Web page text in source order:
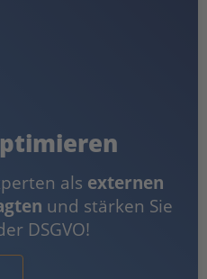
als externen
und stärken Sie
DSGVO!